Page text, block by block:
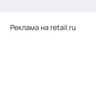
Реклама на retail.ru